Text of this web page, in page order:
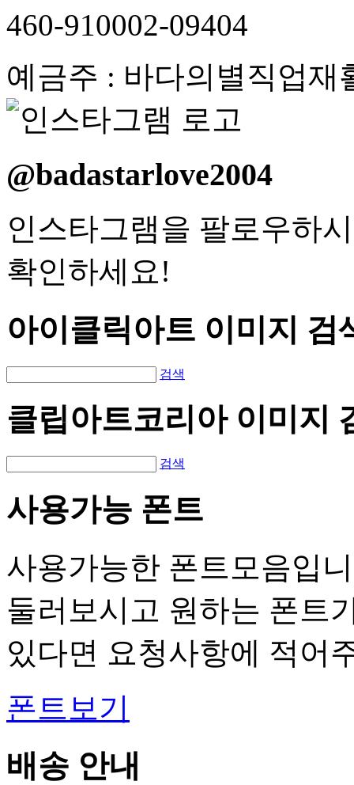
460-910002-09404
예금주 : 바다의별직업재
@badastarlove2004
인스타그램을 팔로우하
확인하세요!
아이클릭아트 이미지 검
검색
클립아트코리아 이미지
검색
사용가능 폰트
사용가능한 폰트모음입
둘러보시고 원하는 폰트
있다면 요청사항에 적어
폰트보기
배송 안내